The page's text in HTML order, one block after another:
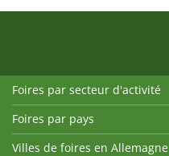
Foires par secteur d'activité
Foires par pays
Villes de foires en Allemagne